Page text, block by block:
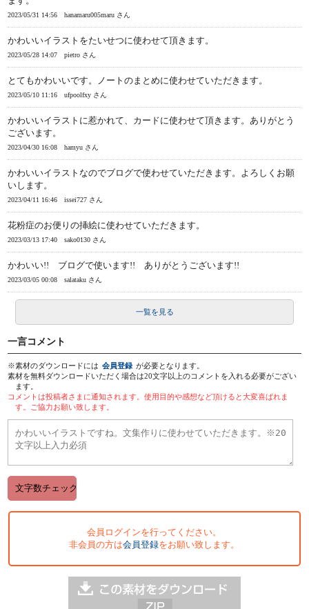
2023/05/31 14:56 hanamaru005maru さん
かわいいイラストをたいせつに使わせて頂きます。
2023/05/28 14:07 pietro さん
とてもかわいいです。ノートのまとめに使わせていただきます。
2023/05/10 11:16 ufpoolfxy さん
かわいいイラストに惹かれて、カードに使わせて頂きます。ありがとう
ございます。
2023/04/30 16:08 hamyu さん
かわいいイラストなのでブログで使わせていただきます。よろしくお願
いします。
2023/04/11 16:46 issei727 さん
花粉症のお便りの挿絵に使わせていただきます。
2023/03/13 17:40 sako0130 さん
かわいい!! ブログで使います!! ありがとうございます!!
2023/03/05 00:08 salataku さん
一覧を見る
一言コメント
※素材のダウンロードには 会員登録 が必要となります。
素材を無料ダウンロードいただく場合は20文字以上のコメントを入れる必要がござい
ます。
コメントは投稿者さまに通知されます。使用目的や感想など頂けると大変喜ばれま
す。ご協力お願い致します。
会員ログインを行ってください。
非会員の方は会員登録をお願い致します。